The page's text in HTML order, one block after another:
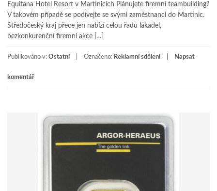
Equitana Hotel Resort v Martinicích Plánujete firemní teambuilding?
V takovém případě se podívejte se svými zaměstnanci do Martinic.
Středočeský kraj přece jen nabízí celou řadu lákadel,
bezkonkurenční firemní akce […]
Publikováno v: Ostatní Označeno: Reklamní sdělení Napsat
komentář